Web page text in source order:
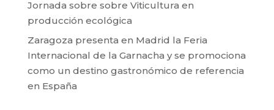
Jornada sobre sobre Viticultura en
producción ecológica
Zaragoza presenta en Madrid la Feria
Internacional de la Garnacha y se promociona
como un destino gastronómico de referencia
en España